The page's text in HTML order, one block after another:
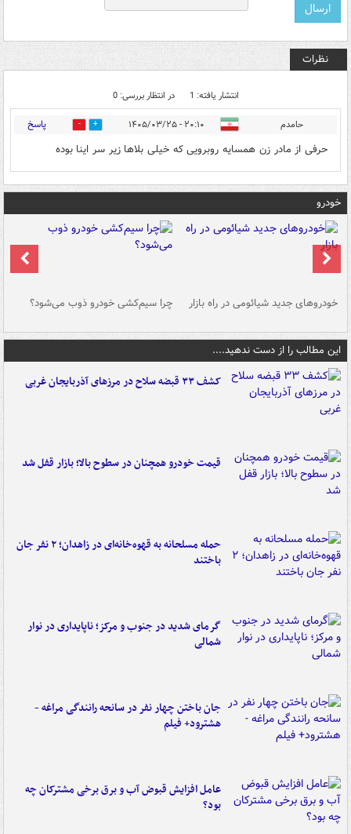
نظرات
انتشار یافته: 1 در انتظار بررسی: 0
حامدم ۲۰:۱۰ - ۱۴۰۵/۰۳/۲۵ 0 پاسخ
حرفی از مادر زن همسایه روبرویی که خیلی بلاها زیر سر اینا بوده
خودرو
خودروهای جدید شیائومی در راه بازار چرا سیم‌کشی خودرو ذوب می‌شود؟
این مطالب را از دست ندهید....
کشف ۳۳ قبضه سلاح در مرزهای آذربایجان غربی
قیمت خودرو همچنان در سطوح بالا؛ بازار قفل شد
حمله مسلحانه به قهوه‌خانه‌ای در زاهدان؛ ۲ نفر جان
باختند
گرمای شدید در جنوب و مرکز؛ ناپایداری در نوار
شمالی
جان باختن چهار نفر در سانحه رانندگی مراغه -
هشترود+ فیلم
عامل افزایش قبوض آب و برق برخی مشترکان چه
بود؟